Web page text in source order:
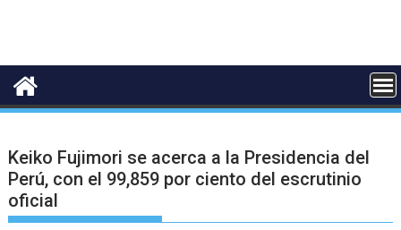
Keiko Fujimori se acerca a la Presidencia del
Perú, con el 99,859 por ciento del escrutinio
oficial